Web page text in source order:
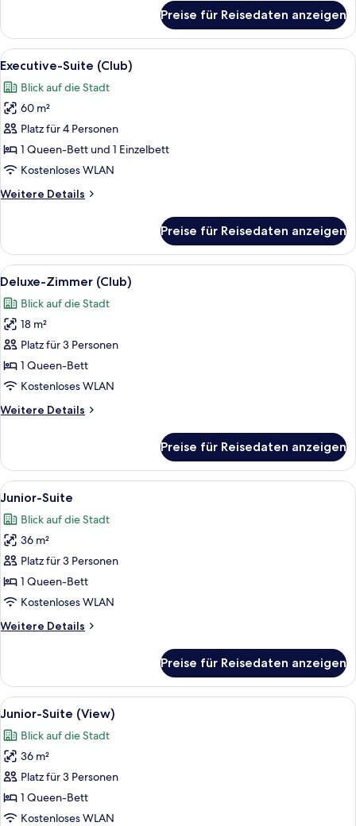
Suite
(Club)
Preise für Reisedaten anzeigen
Alle
Fotos
für
Executive-
Suite
(Club)
anzeigen
6
Executive-Suite (Club)
Blick auf die Stadt
60 m²
Platz für 4 Personen
1 Queen-Bett und 1 Einzelbett
Kostenloses WLAN
Weitere Details
Weitere
Suite
(Club)
Preise für Reisedaten anzeigen
Alle
Fotos
für
Deluxe-
Zimmer
(Club)
anzeigen
5
Deluxe-Zimmer (Club)
Blick auf die Stadt
18 m²
Platz für 3 Personen
1 Queen-Bett
Kostenloses WLAN
Weitere Details
Weitere
Zimmer
(Club)
Preise für Reisedaten anzeigen
Alle
Fotos
für
Junior-
Suite
anzeigen
Ein Hotelzimmer mit einem großen
4
Junior-Suite
Blick auf die Stadt
36 m²
Platz für 3 Personen
1 Queen-Bett
Kostenloses WLAN
Weitere Details
Weitere
Suite
Preise für Reisedaten anzeigen
Alle
Fotos
für
Junior-
Suite
(View)
anzeigen
Ein Hotelzimmer mit einem großen
4
Junior-Suite (View)
Blick auf die Stadt
36 m²
Platz für 3 Personen
1 Queen-Bett
Kostenloses WLAN